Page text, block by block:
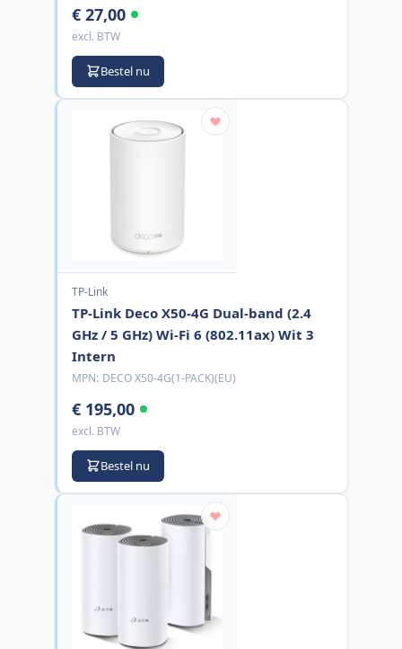
€ 27,00
excl. BTW
Bestel nu
TP-Link
TP-Link Deco X50-4G Dual-band (2.4
GHz / 5 GHz) Wi-Fi 6 (802.11ax) Wit 3
Intern
MPN: DECO X50-4G(1-PACK)(EU)
€ 195,00
excl. BTW
Bestel nu